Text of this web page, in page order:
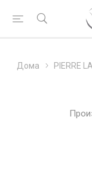
Дома PIERRE